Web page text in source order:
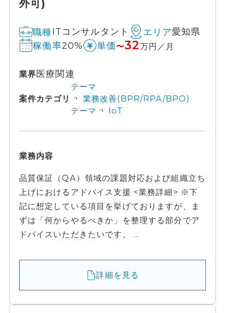
外可)
職種ITコンサルタント エリア愛知県
稼働率20% 単価〜32万円／月
業界医療関連
案件カテゴリ
テーマ
業務改善(BPR/RPA/BPO)
テーマ
IoT
業務内容
品質保証（QA）領域の課題対応および組織立ち
上げにおけるアドバイス支援 <業務詳細> ※下
記に想定している項目を挙げておりますが、ま
ずは「何からやるべきか」を整理する部分でア
ドバイスいただきたいです。 ...
詳細を見る